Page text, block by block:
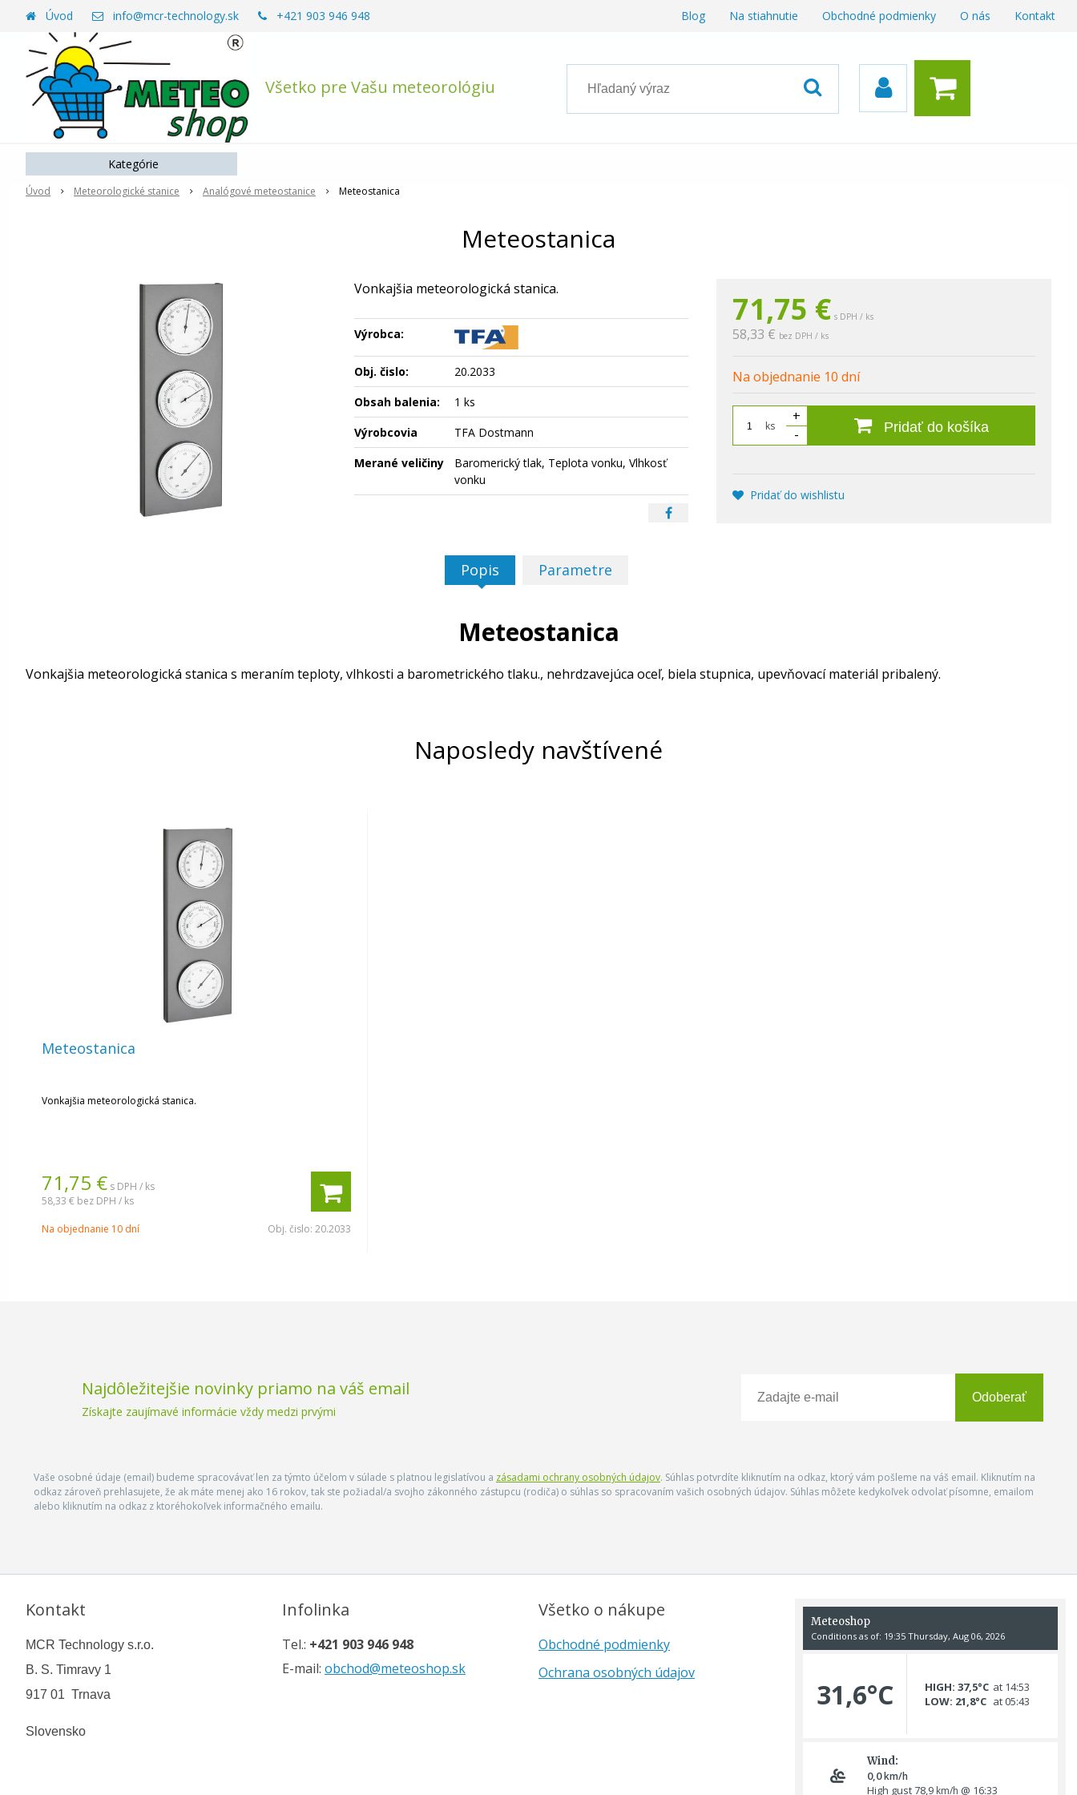
Všetko pre Vašu meteorológiu
Úvod info@mcr-technology.sk +421 903 946 948 Blog Na stiahnutie Obchodné podmienky O nás Kontakt
Úvod Meteorologické stanice Analógové meteostanice Meteostanica
Meteostanica
71,75 € s DPH / ks
58,33 € bez DPH / ks
Na objednanie 10 dní
ks
+
-
Pridať do košíka
Pridať do wishlistu
Vonkajšia meteorologická stanica.
Výrobca:
Obj. čislo:
20.2033
Obsah balenia:
1 ks
Výrobcovia
TFA Dostmann
Merané veličiny
Baromerický tlak, Teplota vonku, Vlhkosť
vonku
Popis Parametre
Meteostanica
Vonkajšia meteorologická stanica s meraním teploty, vlhkosti a barometrického tlaku., nehrdzavejúca oceľ, biela stupnica, upevňovací materiál pribalený.
Naposledy navštívené
Meteostanica
Vonkajšia meteorologická stanica.
71,75 € s DPH / ks
58,33 € bez DPH / ks
Na objednanie 10 dní Obj. čislo: 20.2033
Kategórie
Najdôležitejšie novinky priamo na váš email
Získajte zaujímavé informácie vždy medzi prvými
Odoberať
Vaše osobné údaje (email) budeme spracovávať len za týmto účelom v súlade s platnou legislatívou a zásadami ochrany osobných údajov. Súhlas potvrdíte kliknutím na odkaz, ktorý vám pošleme na váš email. Kliknutím na
odkaz zároveň prehlasujete, že ak máte menej ako 16 rokov, tak ste požiadal/a svojho zákonného zástupcu (rodiča) o súhlas so spracovaním vašich osobných údajov. Súhlas môžete kedykoľvek odvolať písomne, emailom
alebo kliknutím na odkaz z ktoréhokoľvek informačného emailu.
Kontakt
MCR Technology s.r.o.
B. S. Timravy 1
917 01 Trnava
Slovensko
Infolinka
Tel.: +421 903 946 948
E-mail: obchod@meteoshop.sk
Všetko o nákupe
Obchodné podmienky
Ochrana osobných údajov